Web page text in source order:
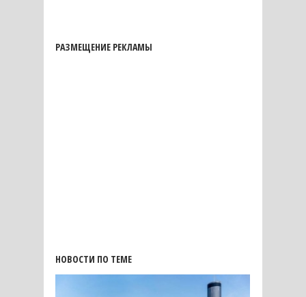
РАЗМЕЩЕНИЕ РЕКЛАМЫ
НОВОСТИ ПО ТЕМЕ